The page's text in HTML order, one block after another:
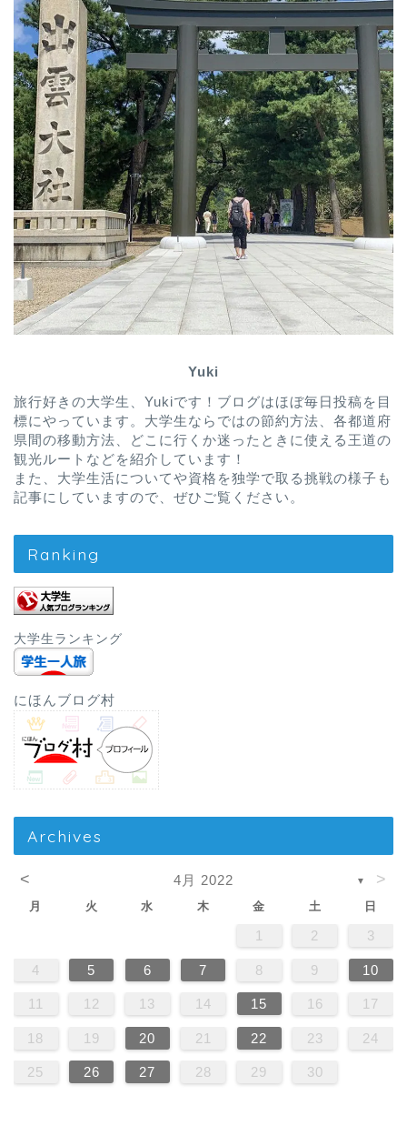
Yuki
旅行好きの大学生、Yukiです！ブログはほぼ毎日投稿を目
標にやっています。大学生ならではの節約方法、各都道府
県間の移動方法、どこに行くか迷ったときに使える王道の
観光ルートなどを紹介しています！
また、大学生活についてや資格を独学で取る挑戦の様子も
記事にしていますので、ぜひご覧ください。
Ranking
大学生ランキング
にほんブログ村
Archives
< 4月 2022 ▼ >
月 火 水 木 金 土 日
1 2 3
4 5 6 7 8 9 10
11 12 13 14 15 16 17
18 19 20 21 22 23 24
25 26 27 28 29 30